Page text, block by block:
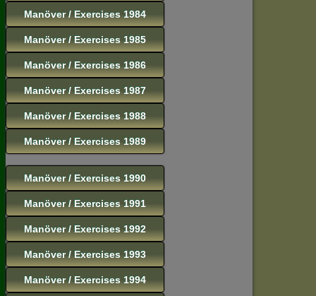
Manöver / Exercises 1984
Manöver / Exercises 1985
Manöver / Exercises 1986
Manöver / Exercises 1987
Manöver / Exercises 1988
Manöver / Exercises 1989
Manöver / Exercises 1990
Manöver / Exercises 1991
Manöver / Exercises 1992
Manöver / Exercises 1993
Manöver / Exercises 1994